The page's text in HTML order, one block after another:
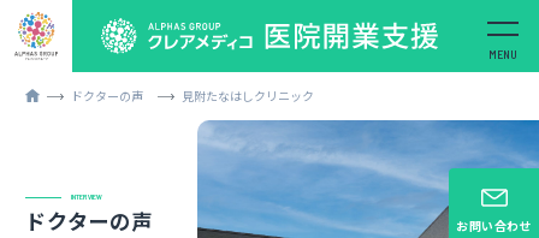
ドクターの声 見附たなはしクリニック
INTERVIEW
ドクターの声 お問い合わせ